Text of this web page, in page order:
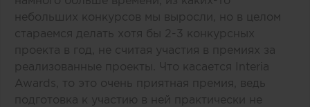
небольших конкурсов мы выросли, но в целом
стараемся делать хотя бы 2-3 конкурсных
проекта в год, не считая участия в премиях за
реализованные проекты. Что касается Interia
Awards, то это очень приятная премия, ведь
подготовка к участию в ней практически не